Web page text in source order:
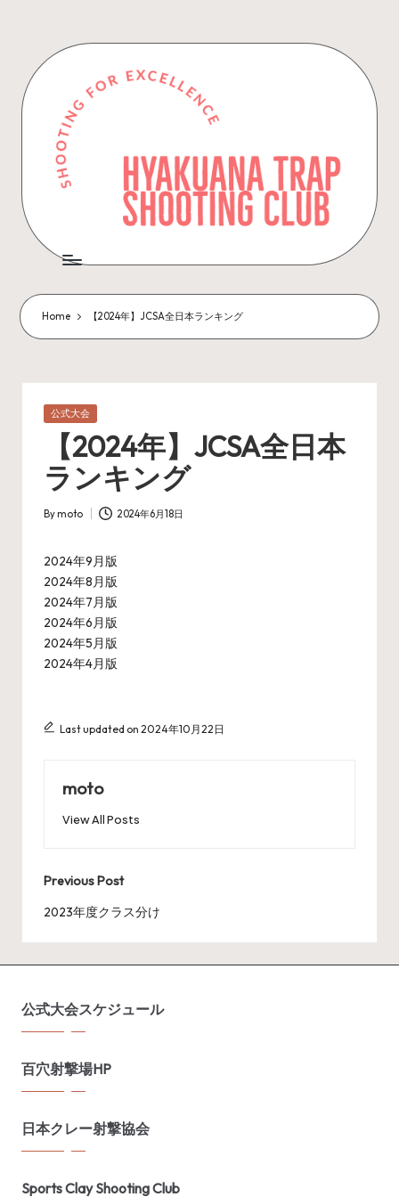
content
Home 【2024年】JCSA全日本ランキング
Posted
公式大会
【2024年】JCSA全日本
ランキング
Posted
Bymoto 2024年6月18日
2024年9月版
2024年8月版
2024年7月版
2024年6月版
2024年5月版
2024年4月版
Last updated on 2024年10月22日
moto
View All Posts
Post
navigation
Previous Post
2023年度クラス分け
公式大会スケジュール
百穴射撃場HP
日本クレー射撃協会
Sports Clay Shooting Club